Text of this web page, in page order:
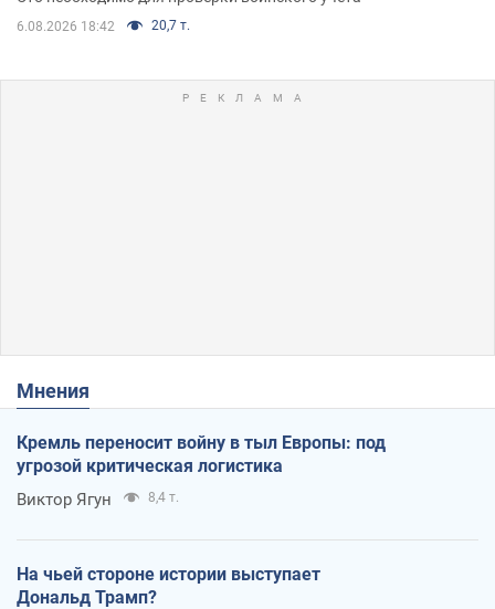
6.08.2026 18:42 20,7 т.
Мнения
Кремль переносит войну в тыл Европы: под
угрозой критическая логистика
Виктор Ягун 8,4 т.
На чьей стороне истории выступает
Дональд Трамп?